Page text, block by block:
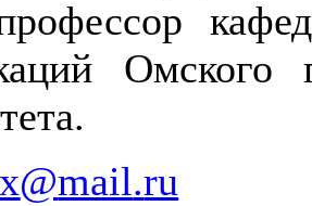
Омского
@mail.ru